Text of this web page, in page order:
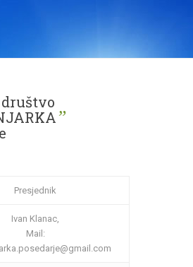
”
Presjednik
Ivan Klanac,
Mail: